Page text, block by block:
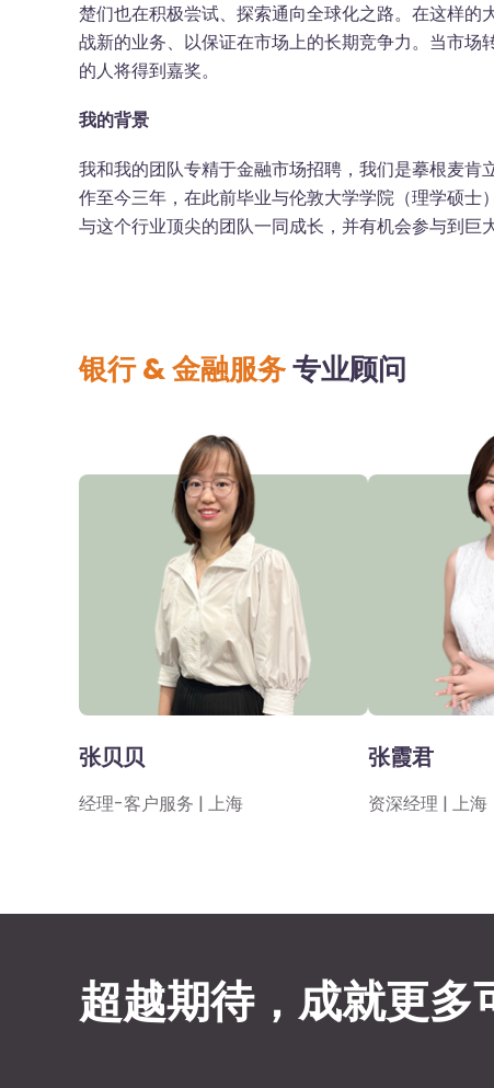
楚们也在积极尝试、探索通向全球化之路。在这样
战新的业务、以保证在市场上的长期竞争力。当市
的人将得到嘉奖。
我的背景
我和我的团队专精于金融市场招聘，我们是摹根麦
作至今三年，在此前毕业与伦敦大学学院（理学硕
与这个行业顶尖的团队一同成长，并有机会参与到巨
银行 & 金融服务专业顾问
张贝贝
经理-客户服务 | 上海
张霞君
资深经理 | 上海
超越期待，成就更多